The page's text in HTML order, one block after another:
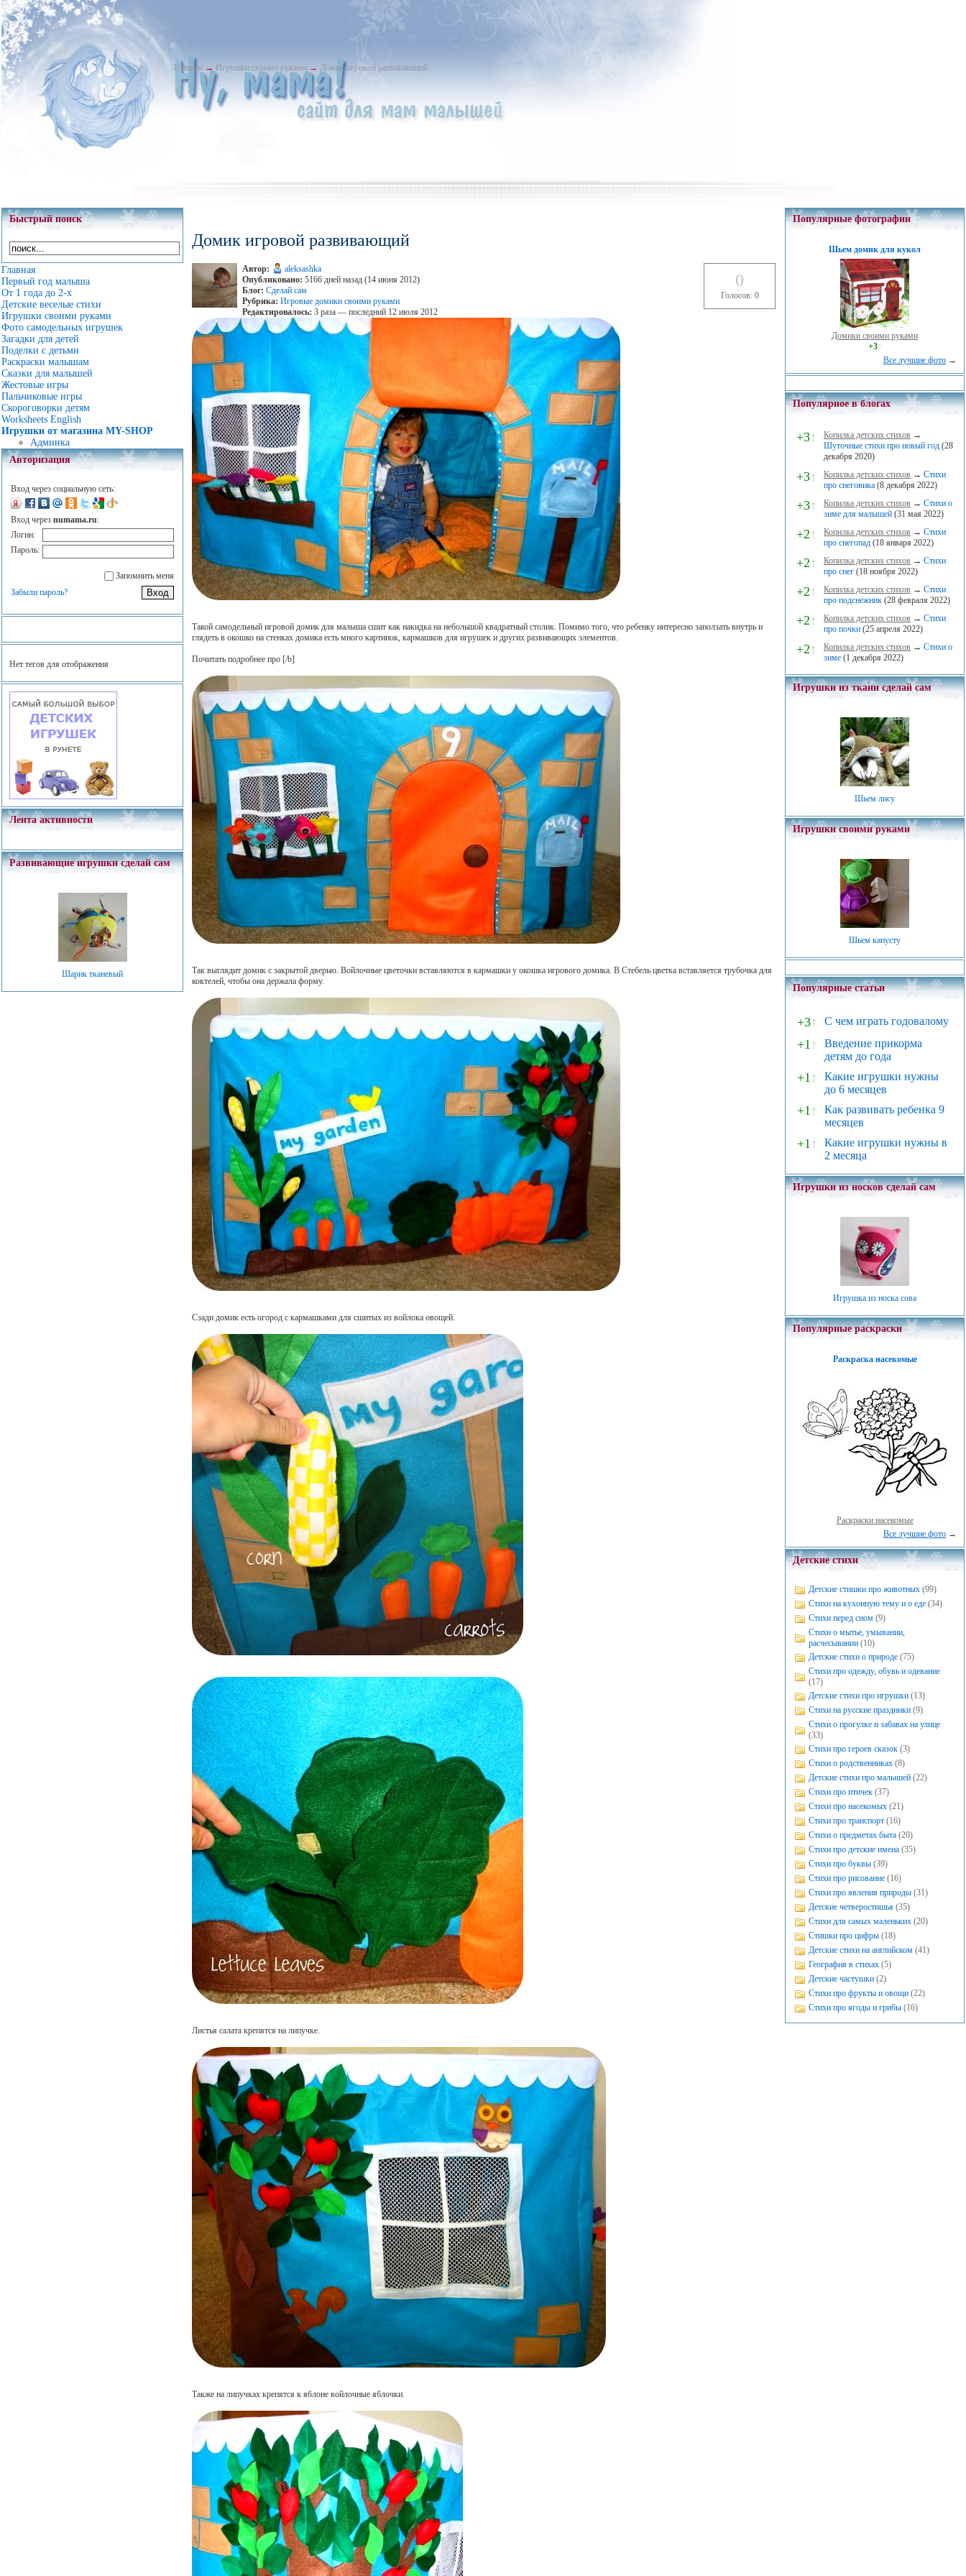
Главная → Игрушки своими руками → Домик игровой развивающий
Быстрый поиск
Главная
Первый год малыша
От 1 года до 2-х
Детские веселые стихи
Игрушки своими руками
Фото самодельных игрушек
Загадки для детей
Поделки с детьми
Раскраски малышам
Сказки для малышей
Жестовые игры
Пальчиковые игры
Скороговорки детям
Worksheets English
Игрушки от магазина MY-SHOP
Админка
Авторизация
Вход через социальную сеть:
Вход через numama.ru:
Логин:
Пароль:
Запомнить меня
Забыли пароль?
Нет тегов для отображения
Лента активности
Развивающие игрушки сделай сам
Шарик тканевый
Домик игровой развивающий
Автор:
aleksashka
Опубликовано: 5166 дней назад (14 июня 2012)
Блог: Сделай сам
Рубрика: Игровые домики своими руками
Редактировалось: 3 раза — последний 12 июля 2012
0
Голосов: 0
Такой самодельный игровой домик для малыша сшит как накидка на небольшой квадратный столик. Помимо того, что ребенку интересно заползать внутрь и
глядеть в окошко на стенках домика есть много картинок, кармашков для игрушек и других развивающих элементов.
Почитать подробнее про [/b]
Так выглядит домик с закрытой дверью. Войлочные цветочки вставляются в кармашки у окошка игрового домика. В Стебель цветка вставляется трубочка для
коктелей, чтобы она держала форму.
Сзади домик есть огород с кармашками для сшитых из войлока овощей.
Листья салата крепятся на липучке.
Также на липучках крепятся к яблоне войлочные яблочки.
Популярные фотографии
Шьем домик для кукол
Домики своими руками
+3↑
Все лучшие фото →
Популярное в блогах
+3↑ Копилка детских стихов →
Шуточные стихи про новый год (28
декабря 2020)
+3↑ Копилка детских стихов → Стихи
про снеговика (8 декабря 2022)
+3↑ Копилка детских стихов → Стихи о
зиме для малышей (31 мая 2022)
+2↑ Копилка детских стихов → Стихи
про снегопад (18 января 2022)
+2↑ Копилка детских стихов → Стихи
про снег (18 ноября 2022)
+2↑ Копилка детских стихов → Стихи
про подснежник (28 февраля 2022)
+2↑ Копилка детских стихов → Стихи
про почки (25 апреля 2022)
+2↑ Копилка детских стихов → Стихи о
зиме (1 декабря 2022)
Игрушки из ткани сделай сам
Шьем лису
Игрушки своими руками
Шьем капусту
Популярные статьи
+3↑ С чем играть годовалому
+1↑
Введение прикорма
детям до года
+1↑
Какие игрушки нужны
до 6 месяцев
+1↑
Как развивать ребенка 9
месяцев
+1↑
Какие игрушки нужны в
2 месяца
Игрушки из носков сделай сам
Игрушка из носка сова
Популярные раскраски
Раскраска насекомые
Раскраски насекомые
Все лучшие фото →
Детские стихи
Детские стишки про животных (99)
Стихи на кухонную тему и о еде (34)
Стихи перед сном (9)
Стихи о мытье, умывании,
расчесывании (10)
Детские стихи о природе (75)
Стихи про одежду, обувь и одевание
(17)
Детские стихи про игрушки (13)
Стихи на русские праздники (9)
Стихи о прогулке и забавах на улице
(33)
Стихи про героев сказок (3)
Стихи о родственниках (8)
Детские стихи про малышей (22)
Стихи про птичек (37)
Стихи про насекомых (21)
Стихи про транспорт (16)
Стихи о предметах быта (20)
Стихи про детские имена (35)
Стихи про буквы (39)
Стихи про рисование (16)
Стихи про явления природы (31)
Детские четверостишья (35)
Стихи для самых маленьких (20)
Стишки про цифры (18)
Детские стихи на английском (41)
География в стихах (5)
Детские частушки (2)
Стихи про фрукты и овощи (22)
Стихи про ягоды и грибы (16)